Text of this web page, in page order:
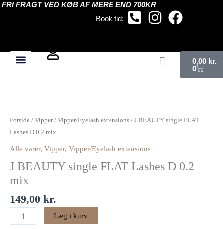
Gå
Book tid:
FRI FRAGT VED KØB AF MERE END 700KR
0,00 kr.
0
Forside / Vipper/ Vipper/Eyelash extensions / J BEAUTY single FLAT
Lashes D 0.2 mix
Alle varer, Vipper, Vipper/Eyelash extensions
J BEAUTY single FLAT Lashes D 0.2
mix
149,00 kr.
single
FLAT
D
0.2
mix
Læg i kurv